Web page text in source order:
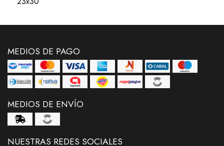
MEDIOS DE PAGO
MEDIOS DE ENVÍO
NUESTRAS REDES SOCIALES